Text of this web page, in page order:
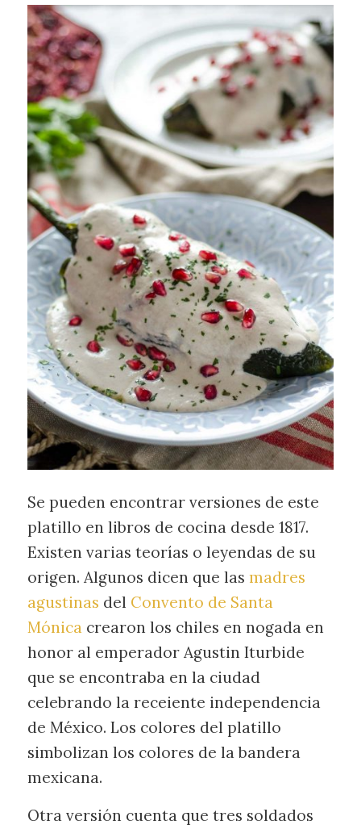
Se pueden encontrar versiones de este
platillo en libros de cocina desde 1817.
Existen varias teorías o leyendas de su
origen. Algunos dicen que las madres
agustinas del Convento de Santa
Mónicacrearon los chiles en nogada en
honor al emperador Agustin Iturbide
que se encontraba en la ciudad
celebrando la receiente independencia
de México. Los colores del platillo
simbolizan los colores de la bandera
mexicana.
Otra versión cuenta que tres soldados